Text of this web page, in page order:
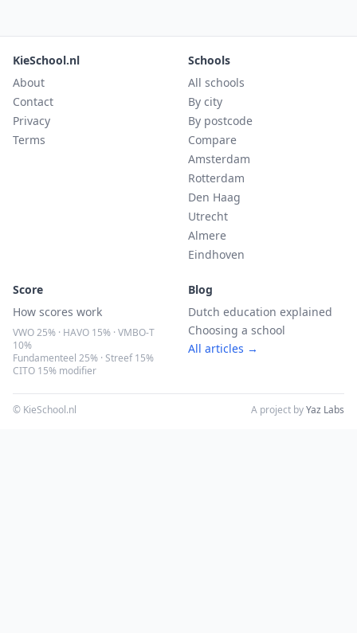
KieSchool.nl
About
Contact
Privacy
Terms
Schools
All schools
By city
By postcode
Compare
Amsterdam
Rotterdam
Den Haag
Utrecht
Almere
Eindhoven
Score
How scores work
VWO 25% · HAVO 15% · VMBO-T
10%
Fundamenteel 25% · Streef 15%
CITO 15% modifier
Blog
Dutch education explained
Choosing a school
All articles →
© KieSchool.nl A project byYaz Labs